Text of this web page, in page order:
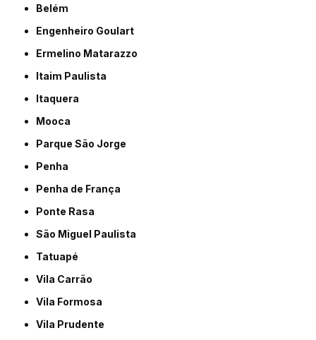
Belém
Engenheiro Goulart
Ermelino Matarazzo
Itaim Paulista
Itaquera
Mooca
Parque São Jorge
Penha
Penha de França
Ponte Rasa
São Miguel Paulista
Tatuapé
Vila Carrão
Vila Formosa
Vila Prudente